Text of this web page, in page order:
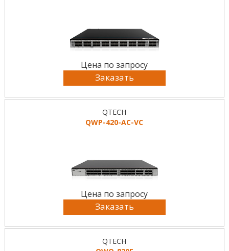
Цена по запросу
Заказать
QTECH
QWP-420-AC-VC
Цена по запросу
Заказать
QTECH